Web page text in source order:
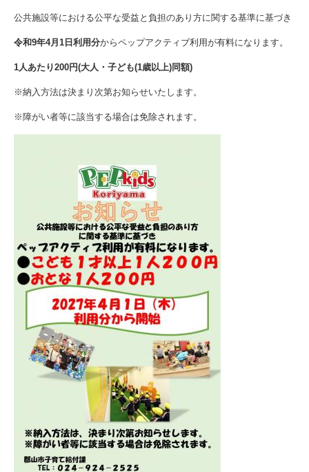
公共施設等における公平な受益と負担のあり方に関する基準に基づき
令和9年4月1日利用分からペップアクティブ利用が有料になります。
1人あたり200円(大人・子ども(1歳以上)同額)
※納入方法は決まり次第お知らせいたします。
※障がい者等に該当する場合は免除されます。